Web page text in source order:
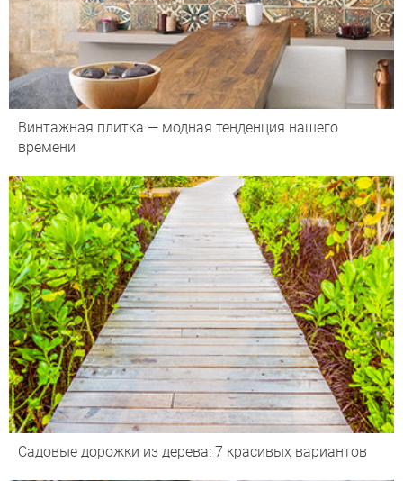
Винтажная плитка — модная тенденция нашего
времени
Садовые дорожки из дерева: 7 красивых вариантов